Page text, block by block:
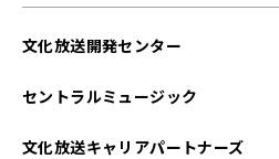
2024年08月
文化放送開発センター
セントラルミュージック
文化放送キャリアパートナーズ